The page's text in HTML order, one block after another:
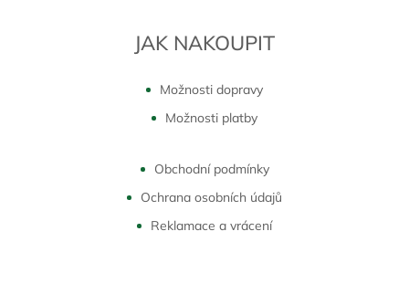
JAK NAKOUPIT
Možnosti dopravy
Možnosti platby
Obchodní podmínky
Ochrana osobních údajů
Reklamace a vrácení